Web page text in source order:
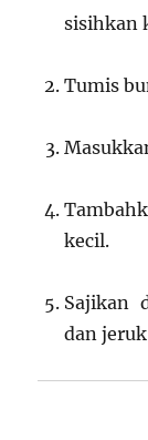
sisihkan
Tumis
kecil.
Sajikan
dan